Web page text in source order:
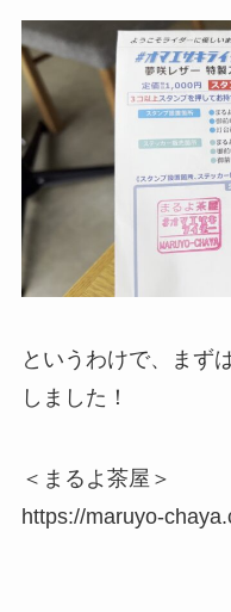
というわけで、まず
しました！
＜まるよ茶屋＞
https://maruyo-